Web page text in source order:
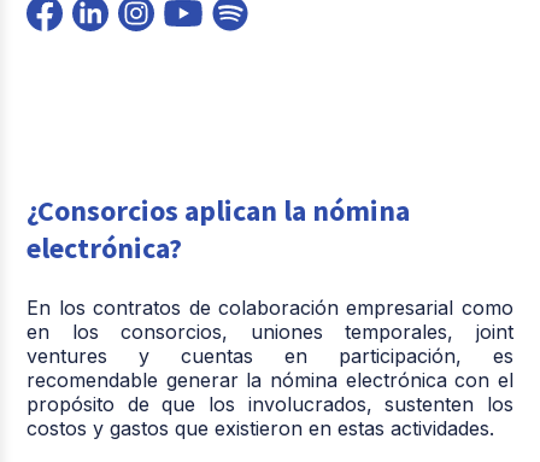
¿Consorcios aplican la nómina
electrónica?
En los contratos de colaboración empresarial como
en los consorcios, uniones temporales, joint
ventures y cuentas en participación, es
recomendable generar la nómina electrónica con el
propósito de que los involucrados, sustenten los
costos y gastos que existieron en estas actividades.